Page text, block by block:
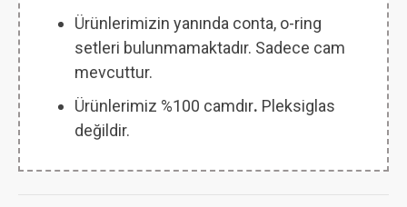
Ürünlerimizin yanında conta, o-ring
setleri bulunmamaktadır. Sadece cam
mevcuttur.
Ürünlerimiz %100 camdır. Pleksiglas
değildir.